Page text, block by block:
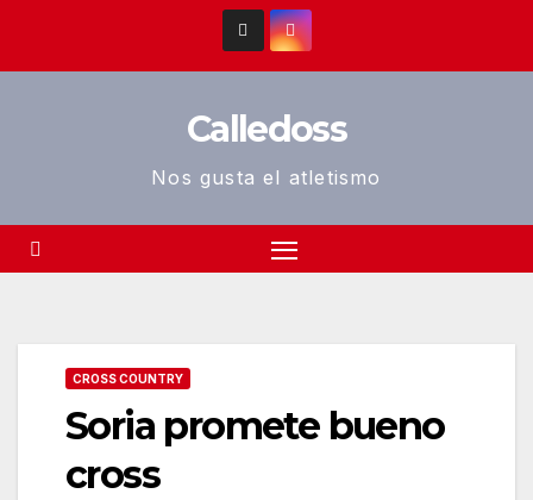
Calledoss
Nos gusta el atletismo
CROSS COUNTRY
Soria promete bueno
cross